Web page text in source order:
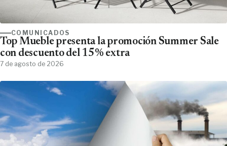
COMUNICADOS
Top Mueble presenta la promoción Summer Sale
con descuento del 15% extra
7 de agosto de 2026